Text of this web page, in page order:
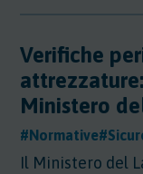
Verifiche
Ministero
#Normative
Il Ministero del